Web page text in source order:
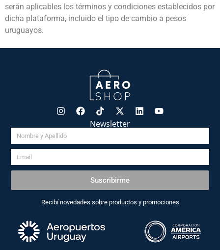
serán aplicables los términos y condiciones establecidos por
dicha plataforma, incluido el tipo de cambio a pesos
uruguayos.
Newsletter
Suscribirme
Recibí novedades sobre productos y promociones